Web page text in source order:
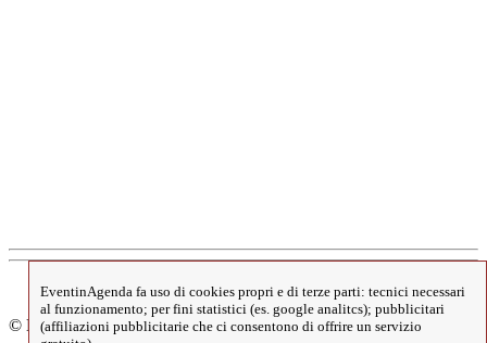
© EventinAgenda 2017-2026- All Rights Reserved.
EventinAgenda fa uso di cookies propri e di terze parti: tecnici necessari
al funzionamento; per fini statistici (es. google analitcs); pubblicitari
(affiliazioni pubblicitarie che ci consentono di offrire un servizio